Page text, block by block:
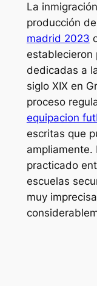
La
producción
madrid 2023
establecieron
dedicadas a
siglo XIX en
proceso
equipacion
escritas que
ampliamente.
practicado
escuelas
muy